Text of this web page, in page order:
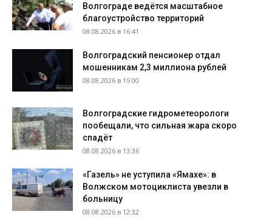
Волгограде ведётся масштабное
благоустройство территорий
08.08.2026 в 16:41
Волгоградский пенсионер отдал
мошенникам 2,3 миллиона рублей
08.08.2026 в 15:00
Волгоградские гидрометеорологи
пообещали, что сильная жара скоро
спадёт
08.08.2026 в 13:36
«Газель» не уступила «Ямахе»: в
Волжском мотоциклиста увезли в
больницу
08.08.2026 в 12:32